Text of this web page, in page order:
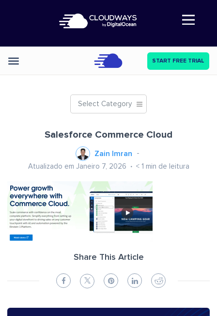
Abre a navegação
Categories START FREE TRIAL
Select Category
Salesforce Commerce Cloud
Zain Imran
Atualizado em Janeiro 7, 2026 < 1 min de leitura
Share This Article